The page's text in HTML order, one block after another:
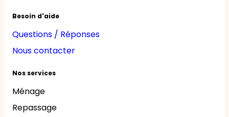
Besoin d'aide
Questions / Réponses
Nous contacter
Nos services
Ménage
Repassage